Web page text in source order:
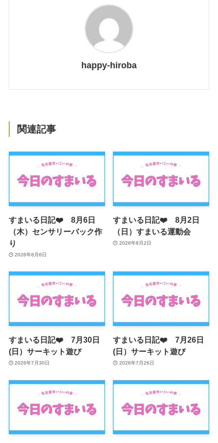
happy-hiroba
関連記事
すまいる日記❤️ 8月6日
（木）センサリーバック作
り
2026年8月6日
すまいる日記❤️ 8月2日
（日）すまいる運動会
2026年8月2日
すまいる日記❤️ 7月30日
(日）サーキット遊び
2026年7月30日
すまいる日記❤️ 7月26日
(日）サーキット遊び
2026年7月26日